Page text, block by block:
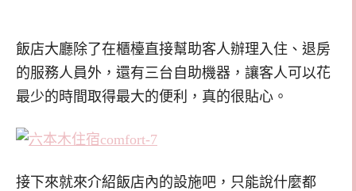
飯店大廳除了在櫃檯直接幫助客人辦理入住、退房
的服務人員外，還有三台自助機器，讓客人可以花
最少的時間取得最大的便利，真的很貼心。
接下來就來介紹飯店內的設施吧，只能說什麼都